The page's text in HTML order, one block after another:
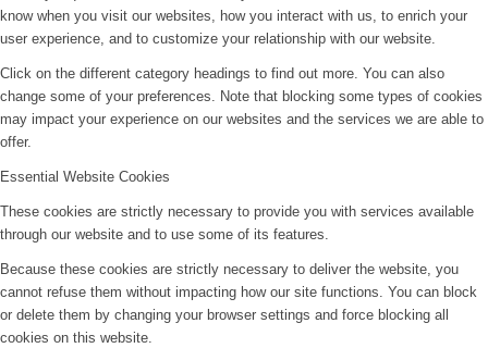
know when you visit our websites, how you interact with us, to enrich your
user experience, and to customize your relationship with our website.
Click on the different category headings to find out more. You can also
change some of your preferences. Note that blocking some types of cookies
may impact your experience on our websites and the services we are able to
offer.
Essential Website Cookies
These cookies are strictly necessary to provide you with services available
through our website and to use some of its features.
Because these cookies are strictly necessary to deliver the website, you
cannot refuse them without impacting how our site functions. You can block
or delete them by changing your browser settings and force blocking all
cookies on this website.